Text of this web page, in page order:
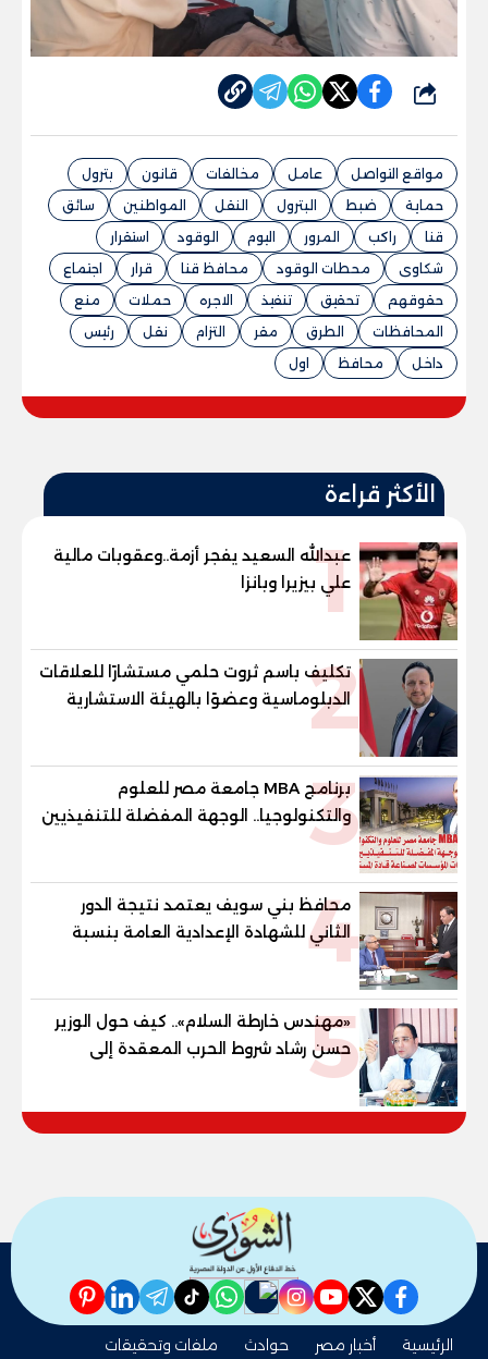
شارك
مواقع التواصل عامل مخالفات قانون
بترول
حماية
ضبط البترول النقل المواطنين
سائق
قنا
راكب المرور اليوم الوقود
استقرار
شكاوى
محطات الوقود محافظ قنا قرار
اجتماع
حقوقهم
تحقيق تنفيذ الاجره حملات
منع
المحافظات
الطرق مقر التزام نقل
رئيس
داخل
محافظ اول
الأكثر قراءة
1
عبدالله السعيد يفجر أزمة..وعقوبات مالية
علي بيزيرا وبانزا
2
تكليف باسم ثروت حلمي مستشارًا للعلاقات
الدبلوماسية وعضوًا بالهيئة الاستشارية
العليا لمنظمة «جاد جمينت يوإن»
3
برنامج MBA جامعة مصر للعلوم
والتكنولوجيا.. الوجهة المفضلة للتنفيذيين
وقيادات المؤسسات لصناعة قادة
4
محافظ بني سويف يعتمد نتيجة الدور
الثاني للشهادة الإعدادية العامة بنسبة
والنور للمكفوفين
5
«مهندس خارطة السلام».. كيف حول الوزير
حسن رشاد شروط الحرب المعقدة إلى
"خارطة طريق" للانسحاب والإعمار؟
facebook
twitter
youtube
instagram
nabd
whatsapp
tiktok
telegram
linkedin
pinterest
الرئيسية أخبار مصر حوادث ملفات وتحقيقات